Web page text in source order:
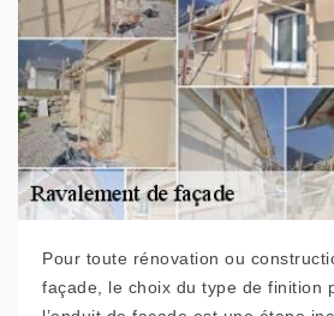
Pour toute rénovation ou
façade, le choix du type de finition